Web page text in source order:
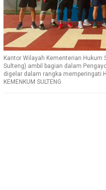
Kantor Wilayah Kementerian Hukum
Sulteng) ambil bagian dalam
digelar dalam rangka memperingati
KEMENKUM SULTENG